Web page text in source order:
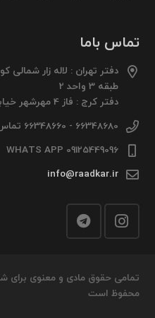
تماس باما
دفتر تهران : لاله زار
طبقه 3 واحد 2
دفتر کرج : فاز 4 مهرشهر خیابان 411 شرقی پلاک 114 واحد 1
66348680 - 66348660 تماس از 8 صبح تا 6 شب
09125449096 WHATS APP
info@raadkar.ir
تمامی حقوق مادی و معنوی برای
محفوظ است